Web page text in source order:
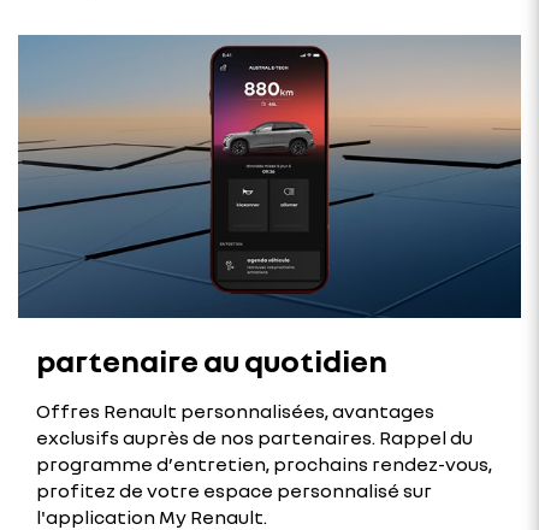
partenaire au quotidien
Offres Renault personnalisées, avantages
exclusifs auprès de nos partenaires. Rappel du
programme d’entretien, prochains rendez-vous,
profitez de votre espace personnalisé sur
l'application My Renault.